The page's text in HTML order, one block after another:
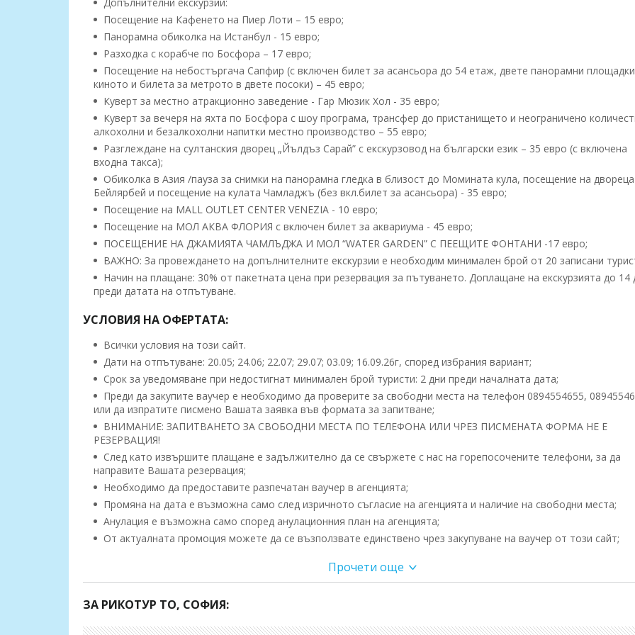
Допълнителни екскурзии:
Посещение на Кафенето на Пиер Лоти – 15 евро;
Панорамна обиколка на Истанбул - 15 евро;
Разходка с корабче по Босфора – 17 евро;
Посещение на небостъргача Сапфир (с включен билет за асансьора до 54 етаж, двете панорамни
киното и билета за метрото в двете посоки) – 45 евро;
Куверт за местно атракционно заведение - Гар Мюзик Хол - 35 eвро;
Куверт за вечеря на яхта по Босфора с шоу програма, трансфер до пристанището и неограничено
алкохолни и безалкохолни напитки местно производство – 55 евро;
Разглеждане на султанския дворец „Йълдъз Сарай” с екскурзовод на български език – 35 евро (с включена
входна такса);
Обиколка в Азия /пауза за снимки на панорамна гледка в близост до Момината кула, посещение на двореца
Бейлярбей и посещение на кулата Чамладжъ (без вкл.билет за асансьора) - 35 евро;
Посещение на MALL OUTLET CENTER VENEZIA - 10 евро;
Посещение на МОЛ АКВА ФЛОРИЯ с включен билет за аквариума - 45 евро;
ПОСЕЩЕНИЕ НА ДЖАМИЯТА ЧАМЛЪДЖА И МОЛ “WATER GARDEN” С ПЕЕЩИТЕ ФОНТАНИ -17 евро;
ВАЖНО: За провеждането на допълнителните екскурзии е необходим минимален брой от 20 записани
Начин на плащане: 30% от пакетната цена при резервация за пътуването. Доплащане на екскурзията до 14
преди датата на отпътуване.
УСЛОВИЯ НА ОФЕРТАТА:
Всички условия на този сайт.
Дати на отпътуване: 20.05; 24.06; 22.07; 29.07; 03.09; 16.09.26г, според избрания вариант;
Срок за уведомяване при недостигнат минимален брой туристи: 2 дни преди началната дата;
Преди да закупите ваучер е необходимо да проверите за свободни места на телефон 0894554655,
или да изпратите писмено Вашата заявка във формата за запитване;
ВНИМАНИЕ: ЗАПИТВАНЕТО ЗА СВОБОДНИ МЕСТА ПО ТЕЛЕФОНА ИЛИ ЧРЕЗ ПИСМЕНАТА ФОРМА НЕ Е
РЕЗЕРВАЦИЯ!
След като извършите плащане е задължително да се свържете с нас на горепосочените телефони, за да
направите Вашата резервация;
Необходимо да предоставите разпечатан ваучер в агенцията;
Промяна на дата е възможна само след изричното съгласие на агенцията и наличие на свободни места;
Анулация е възможна само според анулационния план на агенцията;
От актуалната промоция можете да се възползвате единствено чрез закупуване на ваучер от този сайт;
Има градове по-хубави, но няма така вълшебен – чудо за очите. Иван Вазов
В него можете да се разхождате по същите уулици, където са минавали римляни, византийци, кръстоносци,
или да посетите Истанбулският Дисниленд наречен Виаленд. Можете да се изгубите в историята му, но и
Прочети още
ЗА РИКОТУР TO, СОФИЯ: